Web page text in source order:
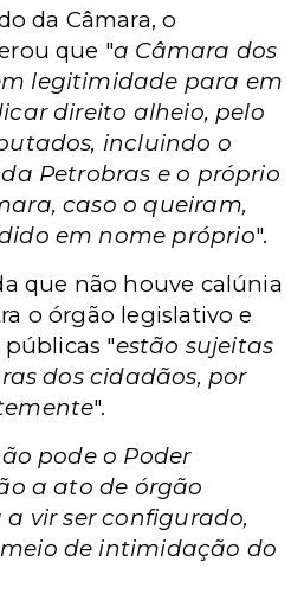
da Câmara, o
que "a Câmara dos
legitimidade para em
direito alheio, pelo
incluindo o
Petrobras e o próprio
caso o queiram,
em nome próprio".
que não houve calúnia
o órgão legislativo e
"estão sujeitas
dos cidadãos, por
".
pode o Poder
a ato de órgão
vir ser configurado,
de intimidação do